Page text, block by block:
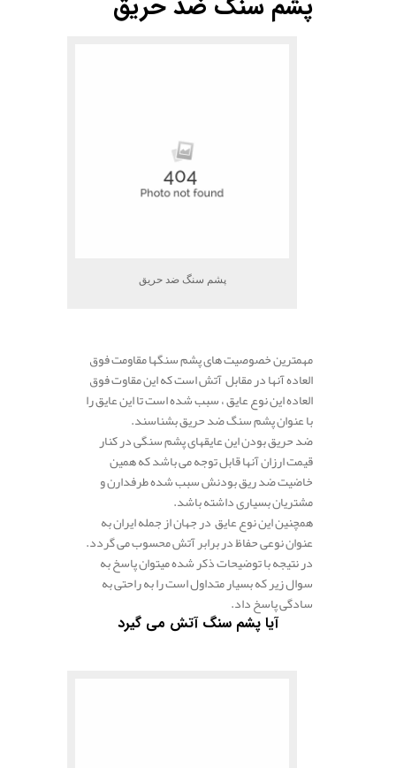
پشم سنگ ضد حریق
مهمترین خصوصیت های پشم سنگها مقاومت فوق
العاده آنها در مقابل آتش است که این مقاوت فوق
العاده این نوع عایق ، سبب شده است تا این عایق را
با عنوان پشم سنگ ضد حریق بشناسند.
ضد حریق بودن این عایقهای پشم سنگی در کنار
قیمت ارزان آنها قابل توجه می باشد که همین
خاضیت ضد ریق بودنش سبب شده طرفدارن و
مشتریان بسیاری داشته باشد.
همچنین این نوع عایق در جهان از جمله ایران به
عنوان نوعی حفاظ در برابر آتش محسوب می گردد.
در نتیجه با توضیحات ذکر شده میتوان پاسخ به
سوال زیر که بسیار متداول است را به راحتی به
سادگی پاسخ داد.
آیا پشم سنگ آتش می گیرد